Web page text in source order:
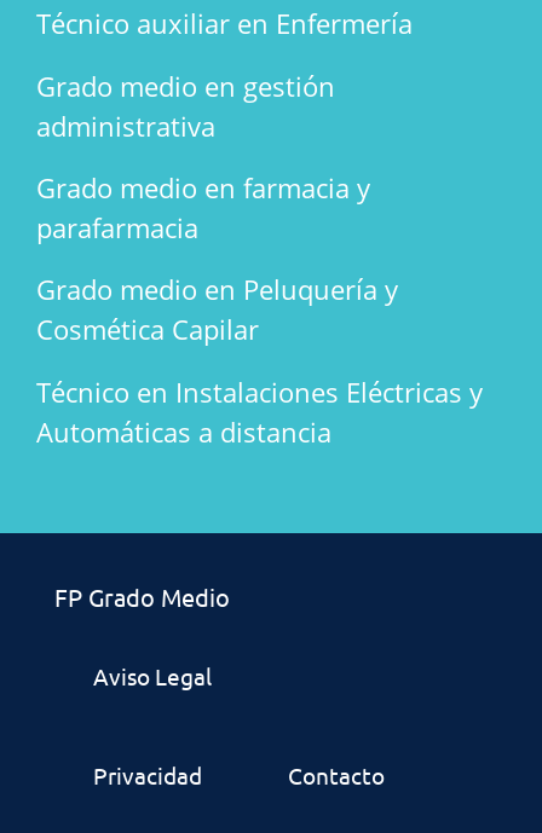
Técnico auxiliar en Enfermería
Grado medio en gestión
administrativa
Grado medio en farmacia y
parafarmacia
Grado medio en Peluquería y
Cosmética Capilar
Técnico en Instalaciones Eléctricas y
Automáticas a distancia
FP Grado Medio
Aviso Legal
Privacidad Contacto